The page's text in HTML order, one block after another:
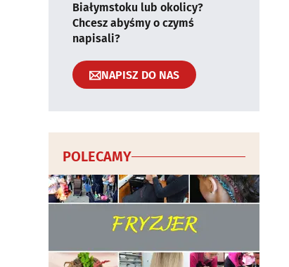
Białymstoku lub okolicy?
Chcesz abyśmy o czymś
napisali?
NAPISZ DO NAS
POLECAMY